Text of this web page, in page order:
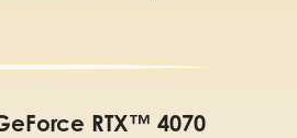
RTX™ 4070